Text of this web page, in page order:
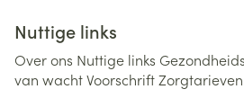
Nuttige links
Over ons Nuttige links
van wachtVoorschriftZorgtarieven